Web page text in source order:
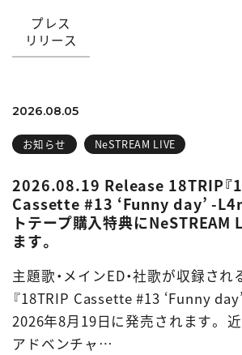
プレス
リリース
2026.08.05
お知らせ NeSTREAM LIVE
2026.08.19 Release 18TRIP『
Cassette #13 ‘Funny day’ -
トテープ購入特典にNeSTREAM
ます。
主題歌・メインED・社歌が収録さ
『18TRIP Cassette #13 ‘Funny
2026年8月19日に発売されます。
アドベンチャ…